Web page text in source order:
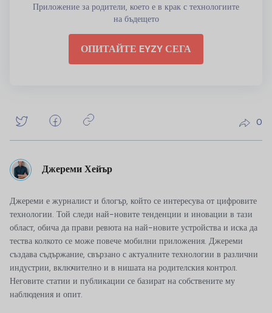
Приложение за родители, което е в крак с технологиите
на бъдещето
ОПИТАЙТЕ EYZY СЕГА
0
Джереми Хейър
Джереми е журналист и блогър, който се интересува от цифровите
технологии. Той следи най-новите тенденции и иновации в тази
област, обича да прави ревюта на най-новите устройства и иска да
тества колкото се може повече мобилни приложения. Джереми
създава съдържание, свързано с актуалните технологии в различни
индустрии, включително и в нишата на родителския контрол.
Неговите статии и публикации се базират на собствените му
наблюдения и опит.